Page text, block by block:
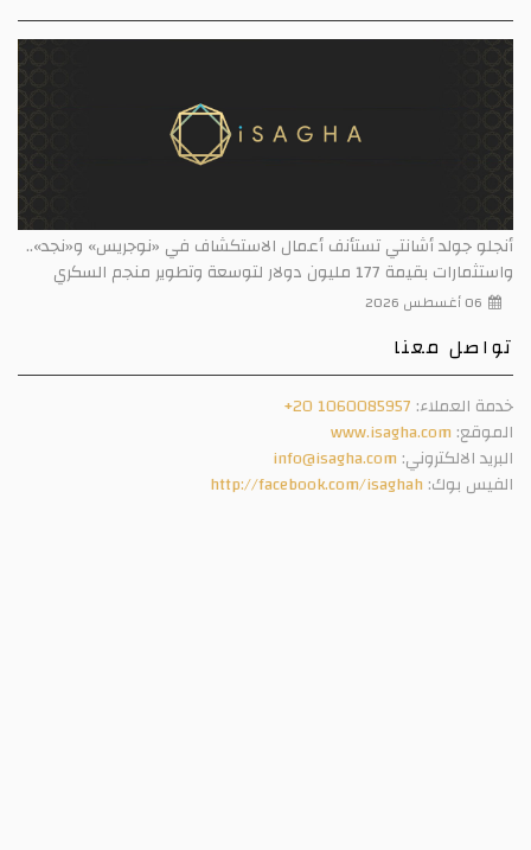
أنجلو جولد أشانتي تستأنف أعمال الاستكشاف في «نوجريس» و«نجد»..
واستثمارات بقيمة 177 مليون دولار لتوسعة وتطوير منجم السكري
06 أغسطس 2026
تواصل معنا
خدمة العملاء: +20 1060085957
الموقع: www.isagha.com
البريد الالكتروني: info@isagha.com
الفيس بوك: http://facebook.com/isaghah